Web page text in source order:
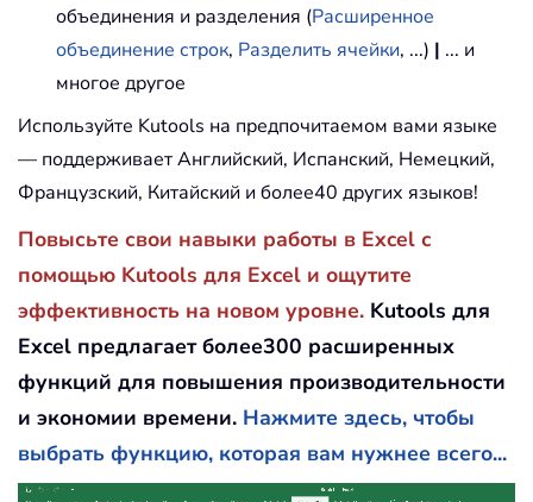
объединения и разделения (Расширенное
объединение строк, Разделить ячейки, ...) | ... и
многое другое
Используйте Kutools на предпочитаемом вами языке
— поддерживает Английский, Испанский, Немецкий,
Французский, Китайский и более40 других языков!
Повысьте свои навыки работы в Excel с
помощью Kutools для Excel и ощутите
эффективность на новом уровне. Kutools для
Excel предлагает более300 расширенных
функций для повышения производительности
и экономии времени. Нажмите здесь, чтобы
выбрать функцию, которая вам нужнее всего...